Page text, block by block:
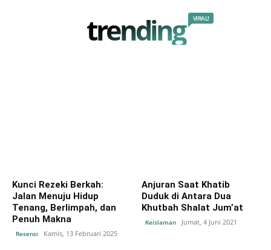
trending VIRAL!
Kunci Rezeki Berkah:
Jalan Menuju Hidup
Tenang, Berlimpah, dan
Penuh Makna
Resensi Kamis, 13 Februari 2025
Anjuran Saat Khatib
Duduk di Antara Dua
Khutbah Shalat Jum’at
Keislaman Jumat, 4 Juni 2021